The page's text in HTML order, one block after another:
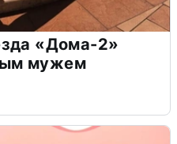
«Дома-2»
мужем